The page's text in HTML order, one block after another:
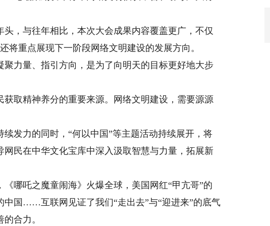
与往年相比，本次大会成果内容覆盖更广，不仅
将重点展现下一阶段网络文明建设的发展方向。
量、指引方向，是为了向明天的目标更好地大步
精神养分的重要来源。网络文明建设，需要源源
力的同时，“何以中国”等主题活动持续展开，将
民在中华文化宝库中深入汲取智慧与力量，拓展新
吒之魔童闹海》火爆全球，美国网红“甲亢哥”的
中国……互联网见证了我们“走出去”与“迎进来”的底气
合力。